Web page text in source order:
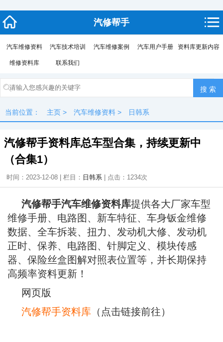
汽修帮手
汽车维修资料 汽车技术培训 汽车维修案例 汽车用户手册 资料库更新内容
维修资料库 联系我们
当前位置： 主页 > 汽车维修资料 > 日韩系
汽修帮手资料库总车型合集，持续更新中
（合集1）
时间：2023-12-08 | 栏目： 日韩系 | 点击： 1234次
汽修帮手汽车维修资料库提供各大厂家车型
维修手册、电路图、新车特征、车身钣金维修
数据、全车拆装、扭力、发动机大修、发动机
正时、保养、电路图、针脚定义、模块传感
器、保险丝盒图解对照表位置等，并长期保持
高频率资料更新！
网页版
汽修帮手资料库 （点击链接前往）